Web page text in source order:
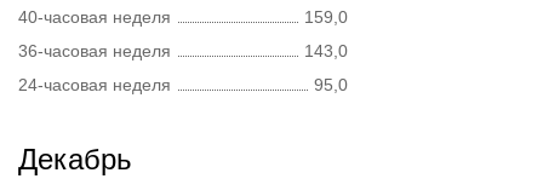
40-часовая неделя
159,0
36-часовая неделя
143,0
24-часовая неделя
95,0
Декабрь